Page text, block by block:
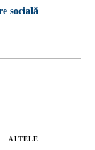
socială
ALTELE